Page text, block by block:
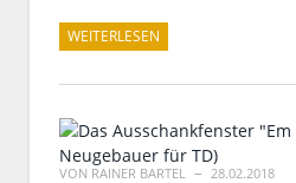
WEITERLESEN
VON RAINER BARTEL 28.02.2018